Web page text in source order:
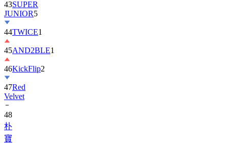
44TWICE
45AND2BLE
46KickFlip2
47Red
Velvet
48
朴
寶
英